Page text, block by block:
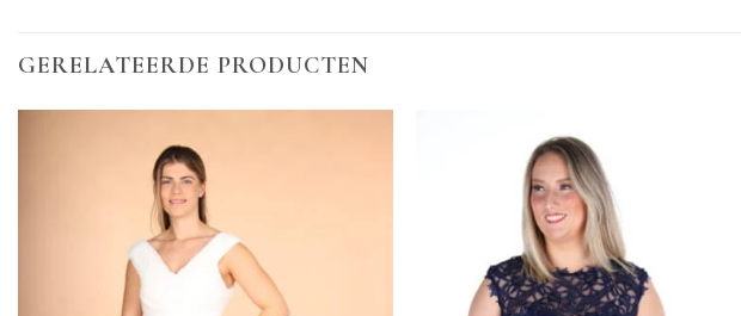
GERELATEERDE PRODUCTEN